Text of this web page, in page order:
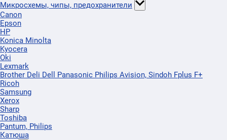
Микросхемы, чипы, предохранители
Canon
Epson
HP
Konica Minolta
Kyocera
Oki
Lexmark
Brother Deli Dell Panasonic Philips Avision, Sindoh Fplus F+
Ricoh
Samsung
Xerox
Sharp
Toshiba
Pantum, Philips
Катюша